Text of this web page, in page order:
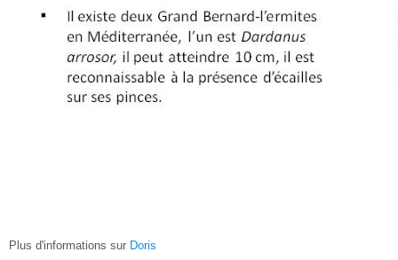
Plus d'informations sur Doris